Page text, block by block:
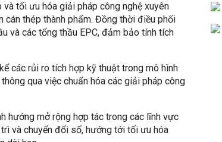
tối ưu hóa giải pháp công nghệ xuyên
cán thép thành phẩm. Đồng thời điều phối
và các tổng thầu EPC, đảm bảo tính tích
các rủi ro tích hợp kỹ thuật trong mô hình
qua việc chuẩn hóa các giải pháp công
hướng mở rộng hợp tác trong các lĩnh vực
và chuyển đổi số, hướng tới tối ưu hóa